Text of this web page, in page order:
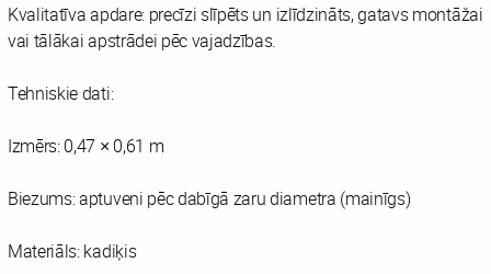
Kvalitatīva apdare: precīzi slīpēts un izlīdzināts, gatavs montāžai
vai tālākai apstrādei pēc vajadzības.
Tehniskie dati:
Izmērs: 0,47 × 0,61 m
Biezums: aptuveni pēc dabīgā zaru diametra (mainīgs)
Materiāls: kadiķis